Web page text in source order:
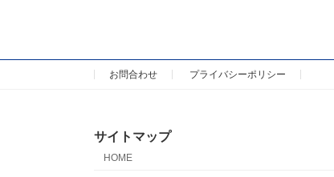
お問合わせ プライバシーポリシー
サイトマップ
HOME